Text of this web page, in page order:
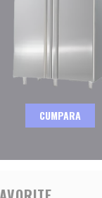
CUMPARA